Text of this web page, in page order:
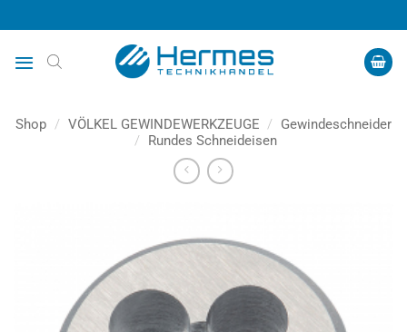
Inhalt
springen
Shop / VÖLKEL GEWINDEWERKZEUGE /
Gewindeschneider
/
Rundes Schneideisen